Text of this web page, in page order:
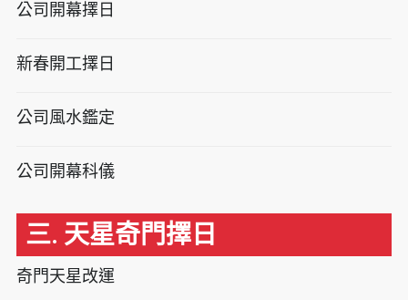
公司開幕擇日
新春開工擇日
公司風水鑑定
公司開幕科儀
三. 天星奇門擇日
奇門天星改運